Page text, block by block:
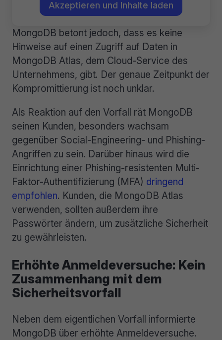
Akzeptieren und Inhalte laden
MongoDB betont jedoch, dass es keine
Hinweise auf einen Zugriff auf Daten in
MongoDB Atlas, dem Cloud-Service des
Unternehmens, gibt. Der genaue Zeitpunkt der
Kompromittierung ist noch unklar.
Als Reaktion auf den Vorfall rät MongoDB
seinen Kunden, besonders wachsam
gegenüber Social-Engineering- und Phishing-
Angriffen zu sein. Darüber hinaus wird die
Einrichtung einer Phishing-resistenten Multi-
Faktor-Authentifizierung (MFA) dringend
empfohlen. Kunden, die MongoDB Atlas
verwenden, sollten außerdem ihre
Passwörter ändern, um zusätzliche Sicherheit
zu gewährleisten.
Erhöhte Anmeldeversuche: Kein
Zusammenhang mit dem
Sicherheitsvorfall
Neben dem eigentlichen Vorfall informierte
MongoDB über erhöhte Anmeldeversuche.